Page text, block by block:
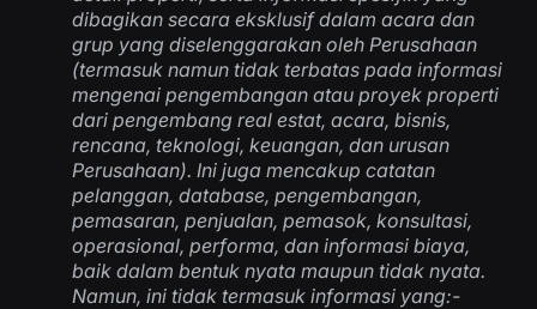
dibagikan secara eksklusif dalam acara dan
grup yang diselenggarakan oleh Perusahaan
(termasuk namun tidak terbatas pada informasi
mengenai pengembangan atau proyek properti
dari pengembang real estat, acara, bisnis,
rencana, teknologi, keuangan, dan urusan
Perusahaan). Ini juga mencakup catatan
pelanggan, database, pengembangan,
pemasaran, penjualan, pemasok, konsultasi,
operasional, performa, dan informasi biaya,
baik dalam bentuk nyata maupun tidak nyata.
Namun, ini tidak termasuk informasi yang:-